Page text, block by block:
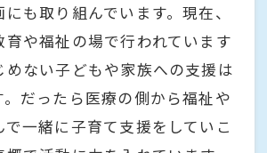
も取り組んでいます。現在、
や福祉の場で行われています
めない子どもや家族への支援は
だったら医療の側から福祉や
一緒に子育て支援をしていこ